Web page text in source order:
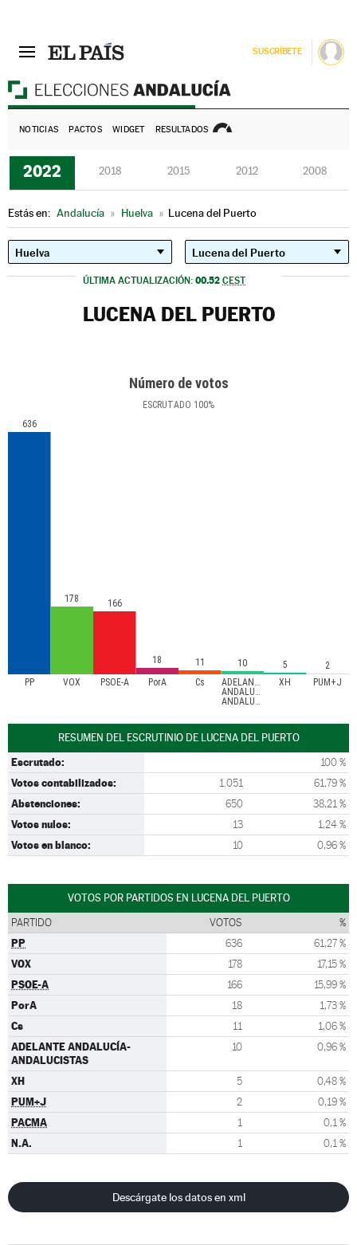
SUSCRÍBETE
NOTICIAS PACTOS WIDGET RESULTADOS
2022 2018 2015 2012 2008
Estás en: Andalucía » Huelva » Lucena del Puerto
ÚLTIMA ACTUALIZACIÓN: 00.52 CEST
LUCENA DEL PUERTO
Número de votos
ESCRUTADO 100%
PP VOX PSOE-A PorA Cs
ADELANTE
ANDALUCÍA-
ANDALUCISTAS
XH PUM+J
636
178 166
18 11 10 5 2
RESUMEN DEL ESCRUTINIO DE LUCENA DEL PUERTO
Escrutado: 100 %
Votos contabilizados: 1.051 61,79 %
Abstenciones: 650 38,21 %
Votos nulos: 13 1,24 %
Votos en blanco: 10 0,96 %
VOTOS POR PARTIDOS EN LUCENA DEL PUERTO
PARTIDO VOTOS %
PP 636 61,27 %
VOX 178 17,15 %
PSOE-A 166 15,99 %
PorA 18 1,73 %
Cs 11 1,06 %
ADELANTE ANDALUCÍA-
ANDALUCISTAS
10 0,96 %
XH 5 0,48 %
PUM+J 2 0,19 %
PACMA 1 0,1 %
N.A. 1 0,1 %
Descárgate los datos en xml